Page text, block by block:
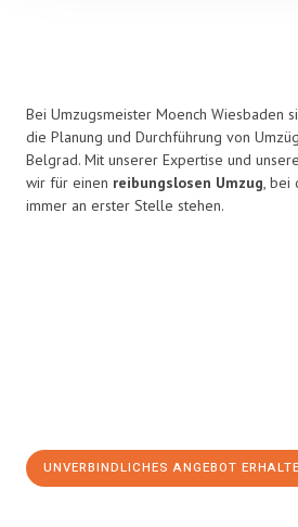
Bei Umzugsmeister Moench Wiesbaden
die Planung und Durchführung von
Belgrad. Mit unserer Expertise und
wir für einen reibungslosen Umzug, bei
immer an erster Stelle stehen.
UNVERBINDLICHES ANGEBOT